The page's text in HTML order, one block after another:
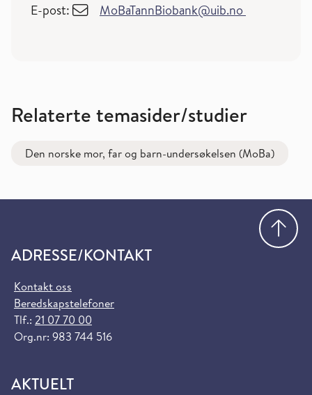
E-post: MoBaTannBiobank@uib.no
Relaterte temasider/studier
Den norske mor, far og barn-undersøkelsen (MoBa)
ADRESSE/KONTAKT
Kontakt oss
Beredskapstelefoner
Tlf.: 21 07 70 00
Org.nr: 983 744 516
AKTUELT